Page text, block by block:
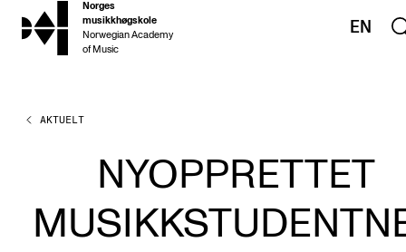
hjem
Norges
musikkhøgskole
Norwegian Academy
of Music
EN
STUDIER
Master
AKTUELT
NYOPPRETTET